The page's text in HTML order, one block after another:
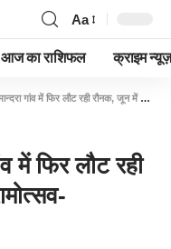
Aa
आज का राशिफल क्राइम न्यूज़
फिर लौट रही रौनक, जून में होगा भव्य ग्रामोत्सव-Newsnetra
में फिर लौट रही